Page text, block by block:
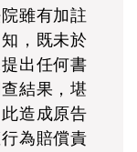
雖有加註
，既未於
出任何書
結果，堪
造成原告
為賠償責